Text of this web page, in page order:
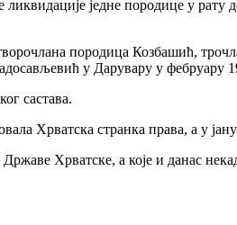
једне породице у
породица Козбашић,
у Дарувару у фебруару
састава.
Хрватска странка права, а у
Хрватске, а које и данас